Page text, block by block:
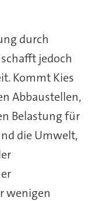
durch
jedoch
Kommt Kies
Abbaustellen,
Belastung für
die Umwelt,
wenigen